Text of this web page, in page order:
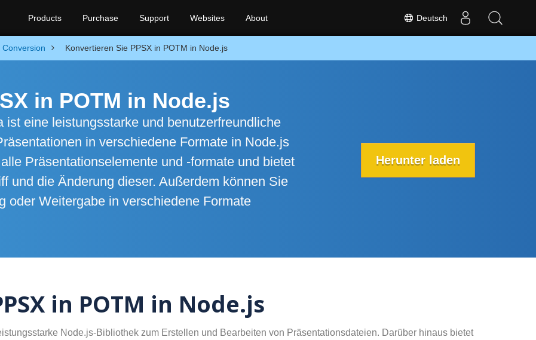
Deutsch
Products Purchase Support Websites About
Conversion Konvertieren Sie PPSX in POTM in Node.js
in POTM in Node.js
eine leistungsstarke und benutzerfreundliche
in verschiedene Formate in Node.js
Präsentationselemente und -formate und bietet
und die Änderung dieser. Außerdem können Sie
oder Weitergabe in verschiedene Formate
Herunter laden
in POTM in Node.js
Node.js-Bibliothek zum Erstellen und Bearbeiten von Präsentationsdateien. Darüber hinaus bietet